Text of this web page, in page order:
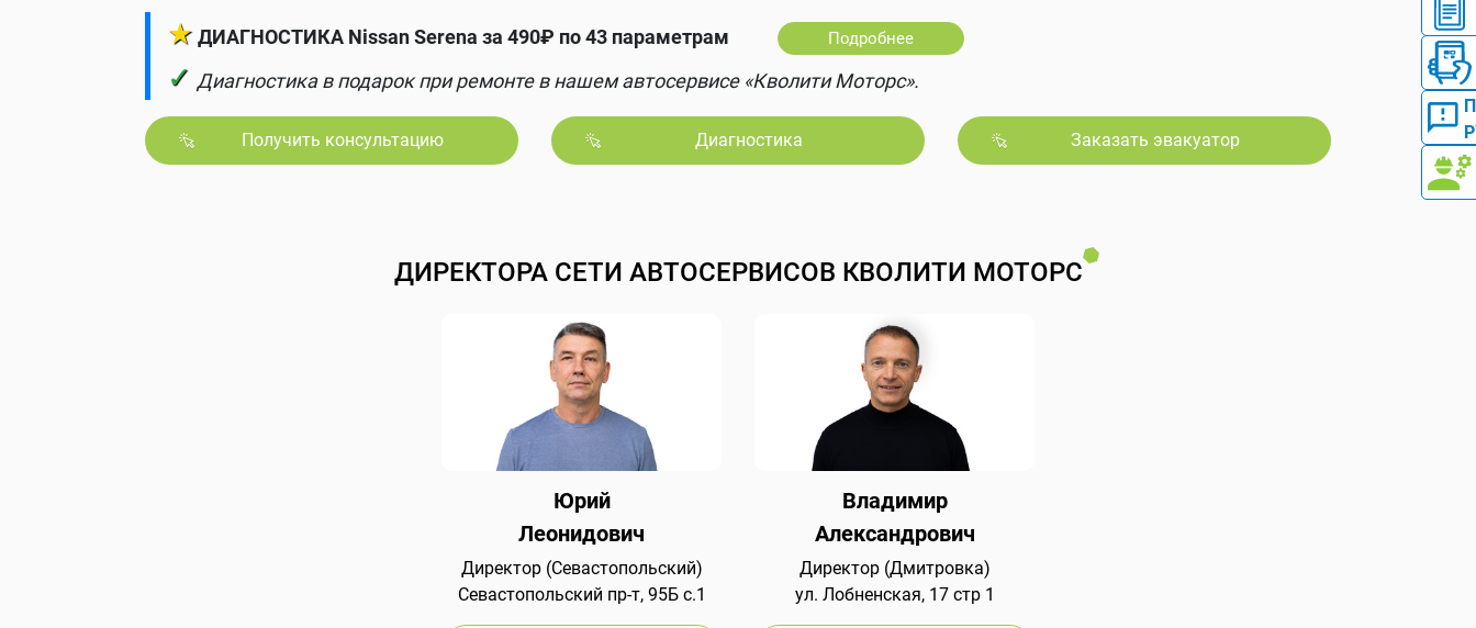
★ ДИАГНОСТИКА Nissan Serena за 490₽ по 43 параметрам Подробнее
✓ Диагностика в подарок при ремонте в нашем автосервисе «Кволити Моторс».
Получить консультацию Диагностика Заказать эвакуатор
ДИРЕКТОРА СЕТИ АВТОСЕРВИСОВ КВОЛИТИ МОТОРС
Юрий
Леонидович
Директор (Севастопольский)
Севастопольский пр-т, 95Б с.1
Владимир
Александрович
Директор (Дмитровка)
ул. Лобненская, 17 стр 1